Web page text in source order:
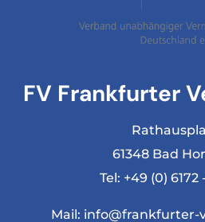
FV Frankfurter
61348 Bad
Tel: +49 (0) 6172
Mail: info@frankfurter-